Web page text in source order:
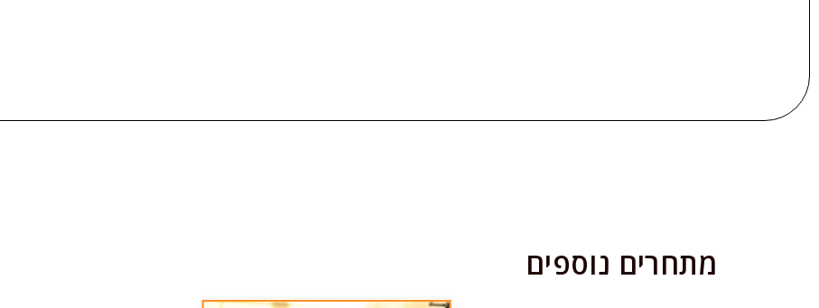
מתחרים נוספים